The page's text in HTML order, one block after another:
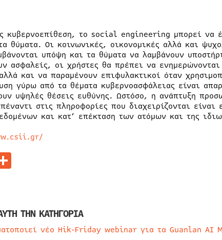
κυβερνοεπίθεση, το social engineering μπορεί να
θύματα. Οι κοινωνικές, οικονομικές αλλά και
υπόψη και τα θύματα να λαμβάνουν
ασφαλείς, οι χρήστες θα πρέπει να
και να παραμένουν επιφυλακτικοί όταν
γύρω από τα θέματα κυβερνοασφάλειας είναι
υψηλές θέσεις ευθύνης. Ωστόσο, η ανάπτυξη
στις πληροφορίες που διαχειρίζονται είναι
και κατ’ επέκταση των ατόμων και της
Μοιραστείτε
ΤΗΝ ΚΑΤΗΓΟΡΙΑ
νέο Hik-Friday webinar για τα Guanlan AI